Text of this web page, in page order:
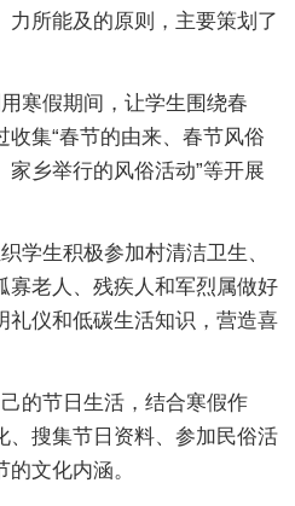
力所能及的原则，主要策划了
寒假期间，让学生围绕春
集“春节的由来、春节风俗
乡举行的风俗活动”等开展
学生积极参加村清洁卫生、
寡老人、残疾人和军烈属做好
礼仪和低碳生活知识，营造喜
的节日生活，结合寒假作
、搜集节日资料、参加民俗活
文化内涵。